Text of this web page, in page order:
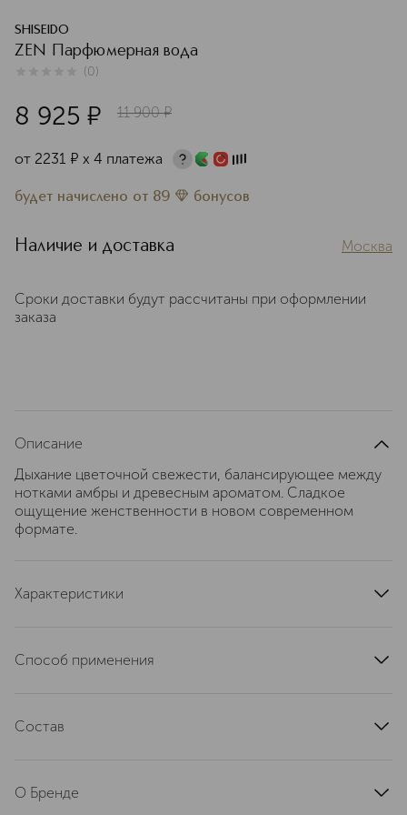
SHISEIDO
ZEN Парфюмерная вода
(0)
8 925 ¤ 11 900 ¤
от 2231 ¤ х 4 платежа
будет начислено от 89 бонусов
Наличие и доставка Москва
Сроки доставки будут рассчитаны при оформлении
заказа
Описание
Дыхание цветочной свежести, балансирующее между
нотками амбры и древесным ароматом. Сладкое
ощущение женственности в новом современном
формате.
Характеристики
ноты сердца
страна производства
Франция
Способ применения
Состав
О Бренде